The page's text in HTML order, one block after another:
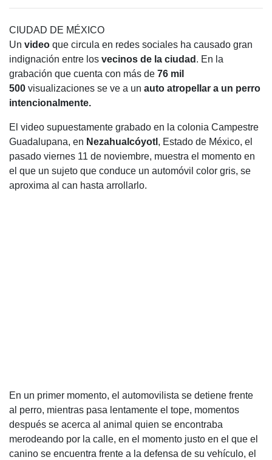
CIUDAD DE MÉXICO
Un video que circula en redes sociales ha causado gran
indignación entre los vecinos de la ciudad . En la
grabación que cuenta con más de 76 mil
500 visualizaciones se ve a un auto atropellar a un perro
intencionalmente.
El video supuestamente grabado en la colonia Campestre
Guadalupana, en Nezahualcóyotl , Estado de México, el
pasado viernes 11 de noviembre, muestra el momento en
el que un sujeto que conduce un automóvil color gris, se
aproxima al can hasta arrollarlo.
En un primer momento, el automovilista se detiene frente
al perro, mientras pasa lentamente el tope, momentos
después se acerca al animal quien se encontraba
merodeando por la calle, en el momento justo en el que el
canino se encuentra frente a la defensa de su vehículo, el